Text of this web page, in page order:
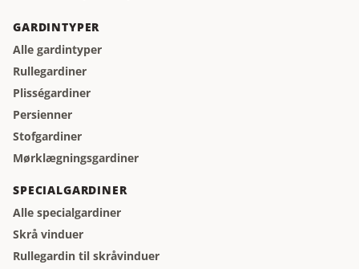
GARDINTYPER
Alle gardintyper
Rullegardiner
Plisségardiner
Persienner
Stofgardiner
Mørklægningsgardiner
SPECIALGARDINER
Alle specialgardiner
Skrå vinduer
Rullegardin til skråvinduer